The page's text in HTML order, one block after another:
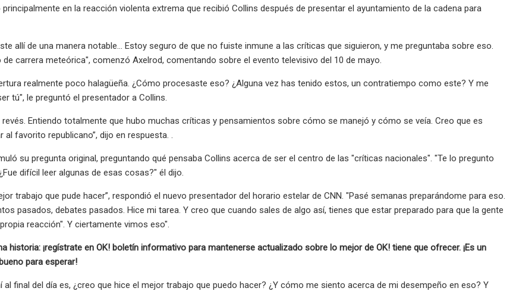
en la reacción violenta extrema que recibió Collins después de presentar el ayuntamiento de la cadena para
allí de una manera notable... Estoy seguro de que no fuiste inmune a las críticas que siguieron, y me preguntaba sobre eso.
carrera meteórica", comenzó Axelrod, comentando sobre el evento televisivo del 10 de mayo.
realmente poco halagüeña. ¿Cómo procesaste eso? ¿Alguna vez has tenido estos, un contratiempo como este? Y me
tú", le preguntó el presentador a Collins.
Entiendo totalmente que hubo muchas críticas y pensamientos sobre cómo se manejó y cómo se veía. Creo que es
favorito republicano”, dijo en respuesta. .
su pregunta original, preguntando qué pensaba Collins acerca de ser el centro de las "críticas nacionales". "Te lo pregunto
difícil leer algunas de esas cosas?" él dijo.
trabajo que pude hacer”, respondió el nuevo presentador del horario estelar de CNN. "Pasé semanas preparándome para eso.
pasados, debates pasados. Hice mi tarea. Y creo que cuando sales de algo así, tienes que estar preparado para que la gente
reacción". Y ciertamente vimos eso".
historia: ¡regístrate en OK! boletín informativo para mantenerse actualizado sobre lo mejor de OK! tiene que ofrecer. ¡Es un
para esperar!
al final del día es, ¿creo que hice el mejor trabajo que puedo hacer? ¿Y cómo me siento acerca de mi desempeño en eso? Y